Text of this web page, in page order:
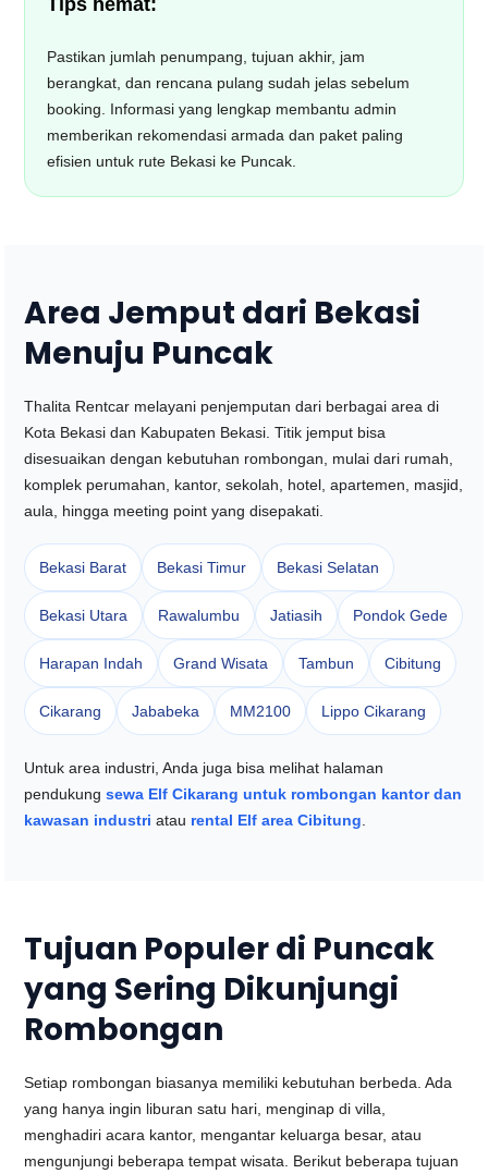
Tips hemat:
Pastikan jumlah penumpang, tujuan akhir, jam
berangkat, dan rencana pulang sudah jelas sebelum
booking. Informasi yang lengkap membantu admin
memberikan rekomendasi armada dan paket paling
efisien untuk rute Bekasi ke Puncak.
Area Jemput dari Bekasi
Menuju Puncak
Thalita Rentcar melayani penjemputan dari berbagai area di
Kota Bekasi dan Kabupaten Bekasi. Titik jemput bisa
disesuaikan dengan kebutuhan rombongan, mulai dari rumah,
komplek perumahan, kantor, sekolah, hotel, apartemen, masjid,
aula, hingga meeting point yang disepakati.
Bekasi Barat Bekasi Timur Bekasi Selatan
Bekasi Utara Rawalumbu Jatiasih Pondok Gede
Harapan Indah Grand Wisata Tambun Cibitung
Cikarang Jababeka MM2100 Lippo Cikarang
Untuk area industri, Anda juga bisa melihat halaman
pendukungsewa Elf Cikarang untuk rombongan kantor dan
kawasan industri atau rental Elf area Cibitung
Tujuan Populer di Puncak
yang Sering Dikunjungi
Rombongan
Setiap rombongan biasanya memiliki kebutuhan berbeda. Ada
yang hanya ingin liburan satu hari, menginap di villa,
menghadiri acara kantor, mengantar keluarga besar, atau
mengunjungi beberapa tempat wisata. Berikut beberapa tujuan